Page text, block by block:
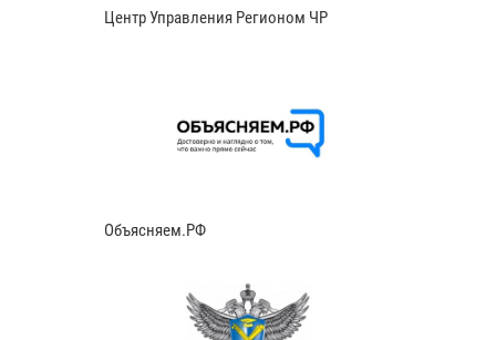
Центр Управления Регионом ЧР
Объясняем.РФ